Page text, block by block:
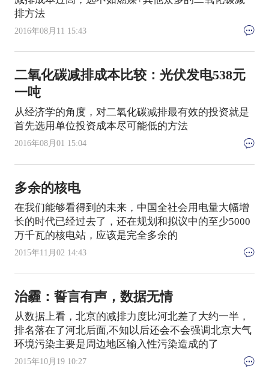
排方法
2016年08月11 15:43
二氧化碳减排成本比较：光伏发电538元
一吨
从经济学的角度，对二氧化碳减排最有效的投资就是
首先选用单位投资成本尽可能低的方法
2016年08月01 15:04
多余的核电
在我们能够看得到的未来，中国全社会用电量大幅增
长的时代已经过去了，还在规划和拟议中的至少5000
万千瓦的核电站，应该是完全多余的
2015年11月02 14:43
治霾：誓言有声，数据无情
从数据上看，北京的减排力度比河北差了大约一半，
排名落在了河北后面,不知以后还会不会强调北京大气
环境污染主要是周边地区输入性污染造成的了
2015年10月19 10:27